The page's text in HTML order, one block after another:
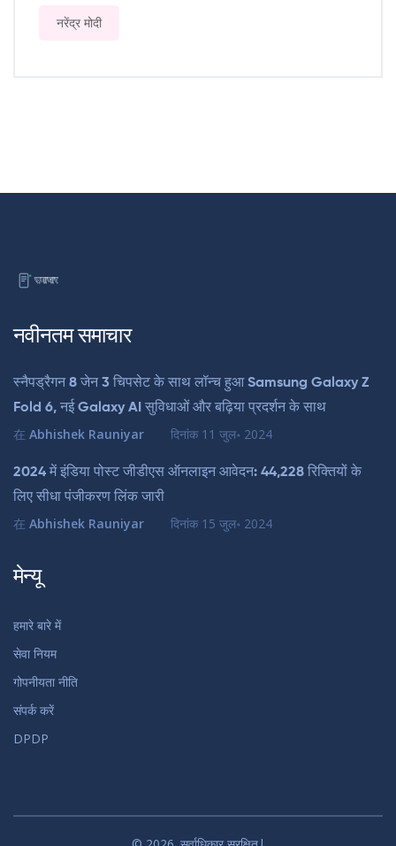
नरेंद्र मोदी
नवीनतम समाचार
स्नैपड्रैगन 8 जेन 3 चिपसेट के साथ लॉन्च हुआ Samsung Galaxy Z
Fold 6, नई Galaxy AI सुविधाओं और बढ़िया प्रदर्शन के साथ
在 Abhishek Rauniyar दिनांक 11 जुल॰ 2024
2024 में इंडिया पोस्ट जीडीएस ऑनलाइन आवेदन: 44,228 रिक्तियों के
लिए सीधा पंजीकरण लिंक जारी
在 Abhishek Rauniyar दिनांक 15 जुल॰ 2024
मेन्यू
हमारे बारे में
सेवा नियम
गोपनीयता नीति
संपर्क करें
DPDP